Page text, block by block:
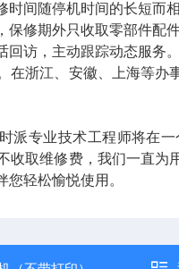
间随停机时间的长短而相
期外只收取零部件配件
回访，主动跟踪动态服务。
浙江、 安徽、上海等办
派专业技术工程师将在
收取维修费，我们一直
您轻松愉悦使用。